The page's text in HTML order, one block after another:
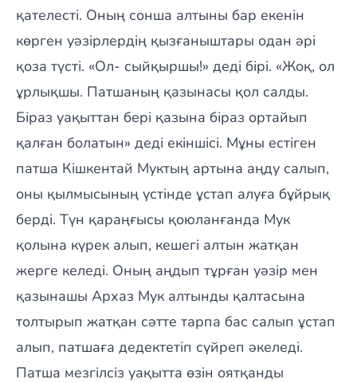
қателесті. Оның сонша алтыны бар екенін
көрген уәзірлердің қызғаныштары одан әрі
қоза түсті. «Ол- сыйқыршы!» деді бірі. «Жоқ, ол
ұрлықшы. Патшаның қазынасы қол салды.
Біраз уақыттан бері қазына біраз ортайып
қалған болатын» деді екіншісі. Мұны естіген
патша Кішкентай Муктың артына аңду салып,
оны қылмысының үстінде ұстап алуға бұйрық
берді. Түн қараңғысы қоюланғанда Мук
қолына күрек алып, кешегі алтын жатқан
жерге келеді. Оның аңдып тұрған уәзір мен
қазынашы Архаз Мук алтынды қалтасына
толтырып жатқан сәтте тарпа бас салып ұстап
алып, патшаға дедектетіп сүйреп әкеледі.
Патша мезгілсіз уақытта өзін оятқанды